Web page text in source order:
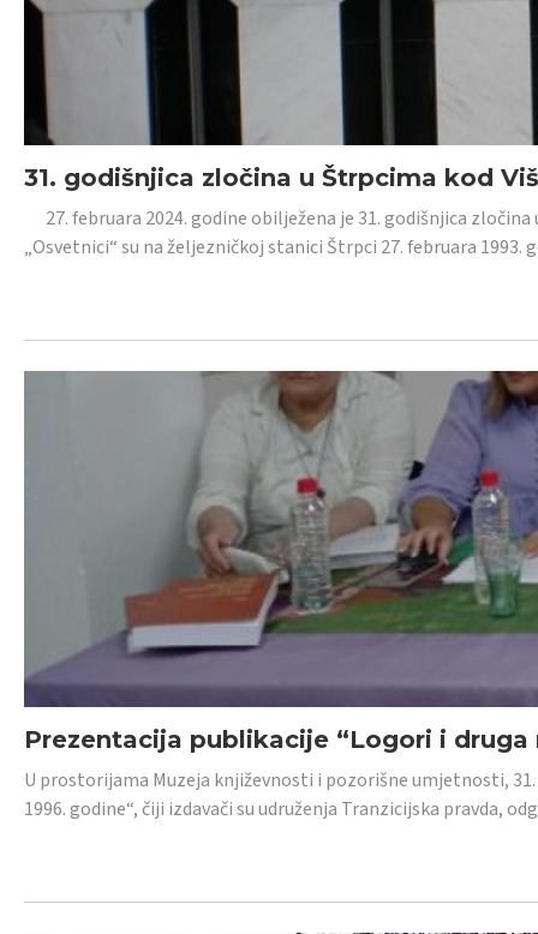
31. godišnjica zločina u Štrpcima kod
27. februara 2024. godine obilježena je 31. godišnjica
„Osvetnici“ su na željezničkoj stanici Štrpci 27. februara 1993.
Prezentacija publikacije “Logori i druga
U prostorijama Muzeja književnosti i pozorišne umjetnosti,
1996. godine“, čiji izdavači su udruženja Tranzicijska pravda,